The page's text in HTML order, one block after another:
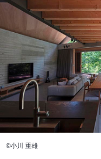
©小川 重雄